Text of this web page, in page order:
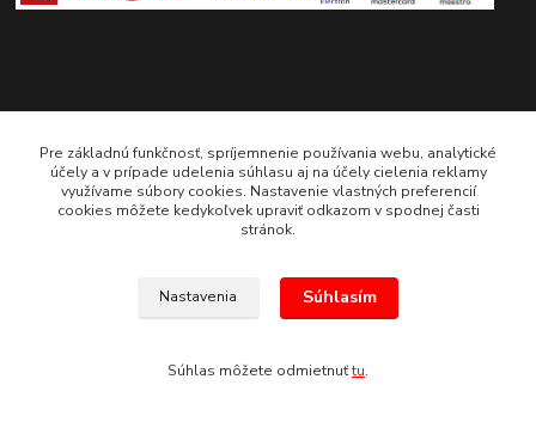
(c) E.N.E.S. spol. s r.o. Kopírovanie materiálov bez súhlasu bude považované
za porušenie Autorského zákona.
Vytvorené na
Eshop-rychlo.sk
Pre základnú funkčnosť, spríjemnenie používania webu, analytické
účely a v prípade udelenia súhlasu aj na účely cielenia reklamy
využívame súbory cookies. Nastavenie vlastných preferencií
cookies môžete kedykoľvek upraviť odkazom v spodnej časti
stránok.
Nastavenia Súhlasím
Súhlas môžete odmietnuťtu.